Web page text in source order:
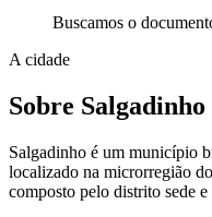
Buscamos o
A cidade
Sobre Salgadinho
Salgadinho é um município
localizado na microrregião
composto pelo distrito sede